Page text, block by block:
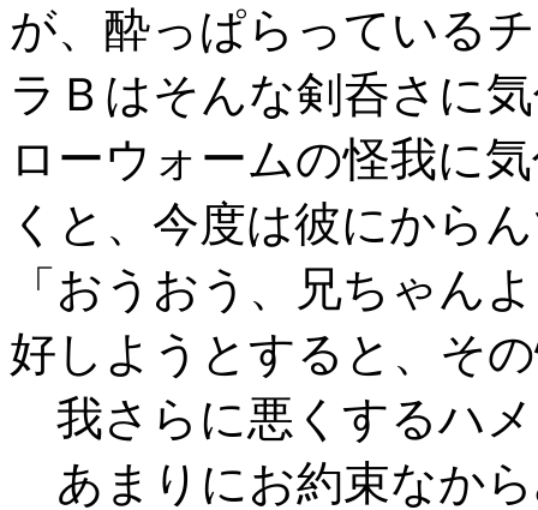
が、酔っぱらっている
ラＢはそんな剣呑さに
ローウォームの怪我に
くと、今度は彼にから
「おうおう、兄ちゃん
好しようとすると、そ
我さらに悪くするハ
あまりにお約束なか